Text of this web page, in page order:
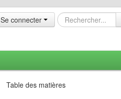
Se connecter
Table des matières